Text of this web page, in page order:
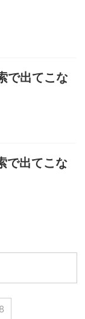
で出てこな
で出てこな